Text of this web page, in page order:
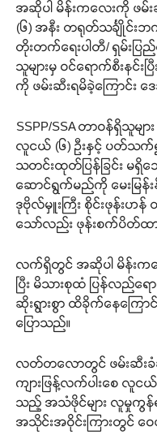
အဆိုပါ မိန်းကလေးကို ဖ
(၆) အနီး တရုတ်သင်္ချိုင်း
တိုးတက်ရေးပါတီ/ ရှမ်းပြ
သူများမှ ဝင်ရောက်စီးနင်း
ကို ဖမ်းဆီးရမိခဲ့ကြောင်း
SSPP/SSA တာဝန်ရှိသူမျ
လူငယ် (၆) ဦးနှင့် ပတ်သက်
သတင်းထုတ်ပြန်ခြင်း မ
ဆောင်ရွက်မည်ကို မေးမြန်း
ဒုဗိုလ်မှူးကြီး စိုင်းဖုန်း
သော်လည်း ဖုန်းစက်ပိတ်ထ
လက်ရှိတွင် အဆိုပါ မိန်းက
ပြီး မိသားစုထံ ပြန်လည်
ဆိုးရွားစွာ ထိခိုက်နေကြောင်
ပြောသည်။
လတ်တလောတွင် ဖမ်းဆီးခံ
ကျားဖြန့်လက်ပါးစေ လူငယ်
သည့် အသံဖိုင်များ လူမှုကွန်ရ
အသိုင်းအဝိုင်းကြားတွင် ဝ